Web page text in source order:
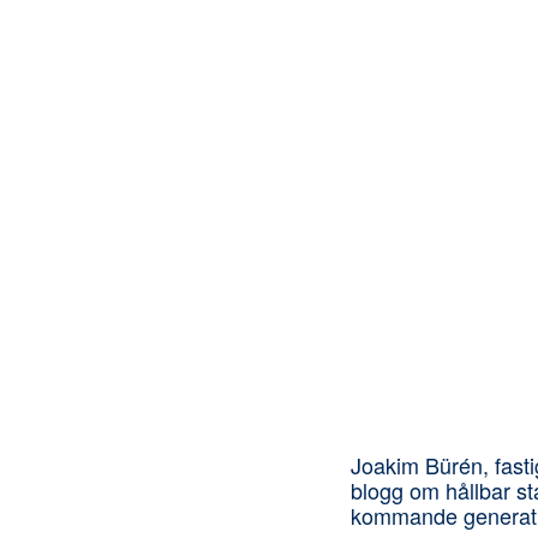
Joakim Bürén,
blogg om hållbar
kommande